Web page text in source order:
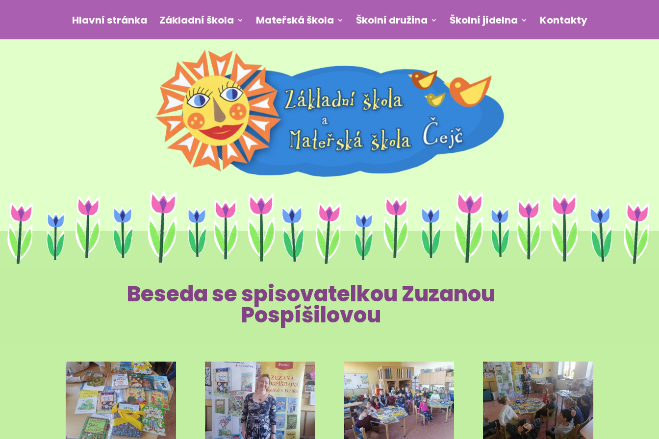
Hlavní stránka Základní škola Mateřská škola Školní družina Školní jídelna Kontakty
Beseda se spisovatelkou Zuzanou
Pospíšilovou